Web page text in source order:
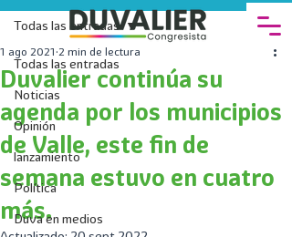
Todas las entradas
Noticias
Opinión
lanzamiento
Política
Duva en medios
Todas las entradas
Duvalier continúa su
agenda por los municipios
de Valle, este fin de
semana estuvo en cuatro
más.
1 ago 2021 2 min de lectura